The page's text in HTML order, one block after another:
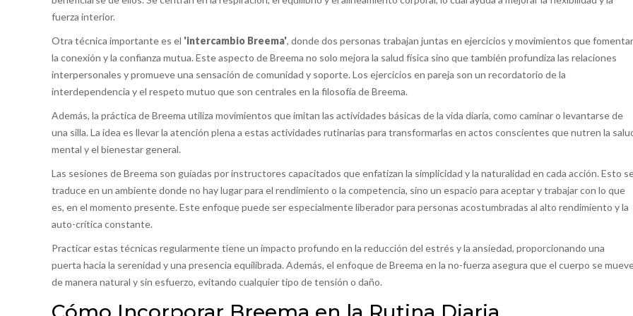
fuerza interior.
Otra técnica importante es el 'intercambio Breema', donde dos personas trabajan juntas en ejercicios y movimientos que
la conexión y la confianza mutua. Este aspecto de Breema no solo mejora la salud física sino que también profundiza las relaciones
interpersonales y promueve una sensación de comunidad y soporte. Los ejercicios en pareja son un recordatorio de la
interdependencia y el respeto mutuo que son centrales en la filosofía de Breema.
Además, la práctica de Breema utiliza movimientos que imitan las actividades básicas de la vida diaria, como caminar o levantarse de
una silla. La idea es llevar la atención plena a estas actividades rutinarias para transformarlas en actos conscientes que nutren la
mental y el bienestar general.
Las sesiones de Breema son guíadas por instructores capacitados que enfatizan la simplicidad y la naturalidad en cada acción. Esto
traduce en un ambiente donde no hay lugar para el rendimiento o la competencia, sino un espacio para aceptar y trabajar con lo que
es, en el momento presente. Este enfoque puede ser especialmente liberador para personas acostumbradas al alto rendimiento y la
auto-crítica constante.
Practicar estas técnicas regularmente tiene un impacto profundo en la reducción del estrés y la ansiedad, proporcionando una
puerta hacia la serenidad y una presencia equilibrada. Además, el enfoque de Breema en la no-fuerza asegura que el cuerpo se
de manera natural y sin esfuerzo, evitando cualquier tipo de tensión o daño.